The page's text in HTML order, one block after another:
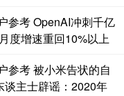
+0.05 +0.02%
参考 OpenAI冲刺千亿
度增速重回10%以上
参考 被小米告状的自
主士辟谣：2020年